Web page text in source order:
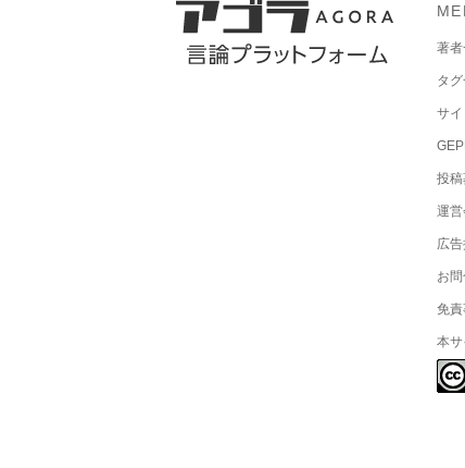
著
タ
サ
投
運営
広
お
免
本